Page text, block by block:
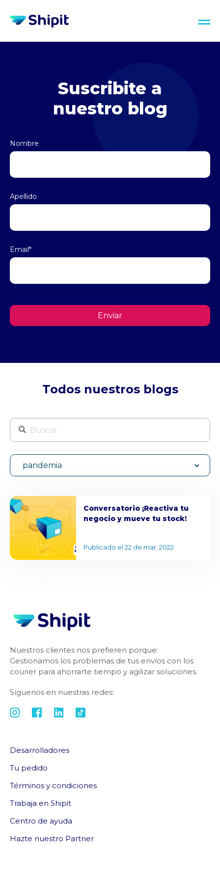
Suscribite a
nuestro blog
Nombre
Apellido
Email*
Todos nuestros blogs
pandemia
Publicado el 22 de mar, 2022
Conversatorio ¡Reactiva tu
negocio y mueve tu stock!
Nuestros clientes nos prefieren porque:
Gestionamos los problemas de tus envíos con los
courier para ahorrarte tiempo y agilizar soluciones.
Síguenos en nuestras redes:
Desarrolladores
Tu pedido
Términos y condiciones
Trabaja en Shipit
Centro de ayuda
Hazte nuestro Partner